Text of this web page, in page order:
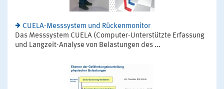
CUELA-Messsystem und Rückenmonitor
Das Messsystem CUELA (Computer-Unterstützte Erfassung
und Langzeit-Analyse von Belastungen des ...